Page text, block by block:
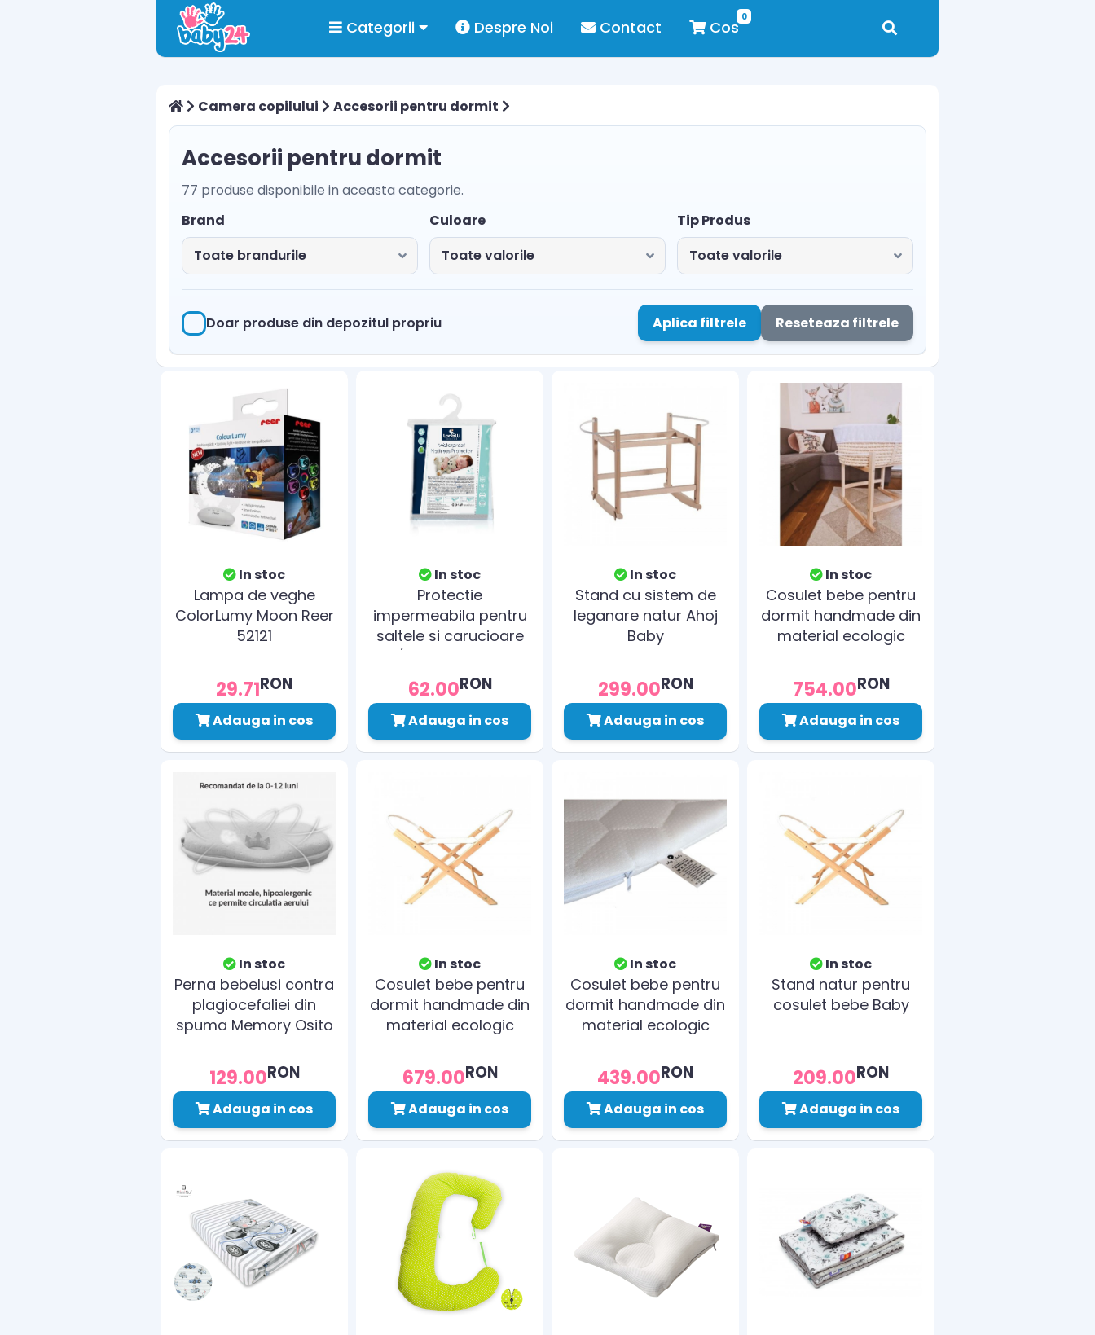
Categorii Despre Noi Contact
0
Cos
Camera copilului Accesorii pentru dormit
Accesorii pentru dormit
77 produse disponibile in aceasta categorie.
Brand
Culoare Tip Produs
Doar produse din depozitul propriu Aplica filtrele Reseteaza filtrele
In stoc
Lampa de veghe
ColorLumy Moon Reer
52121
29.71RON
Adauga in cos
In stoc
Protectie
impermeabila pentru
saltele si carucioare
70/140 cm, Custom
62.00RON
Adauga in cos
In stoc
Stand cu sistem de
leganare natur Ahoj
Baby
299.00RON
Adauga in cos
In stoc
Cosulet bebe pentru
dormit handmade din
material ecologic
include stand cu
sistem de leganare
754.00RON
Adauga in cos
In stoc
Perna bebelusi contra
plagiocefaliei din
spuma Memory Osito
129.00RON
Adauga in cos
In stoc
Cosulet bebe pentru
dormit handmade din
material ecologic
stand
679.00RON
Adauga in cos
In stoc
Cosulet bebe pentru
dormit handmade din
material ecologic
439.00RON
Adauga in cos
In stoc
Stand natur pentru
cosulet bebe Baby
209.00RON
Adauga in cos